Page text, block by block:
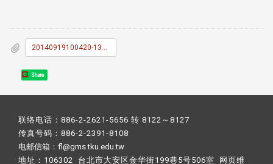
Share
联络电话：886-2-2621-5656 转 8122～8127
传真号码：886-2-2391-8108
电邮信箱：fl@gms.tku.edu.tw
地址：106302 台北市大安区金华街199巷5号506室 网页维